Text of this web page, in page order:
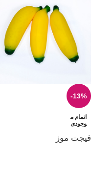
-13%
اتمام م
وجودی
فیجت موز